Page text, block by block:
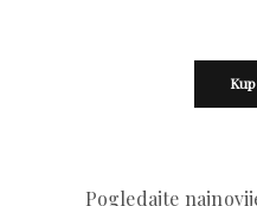
Pogledajte